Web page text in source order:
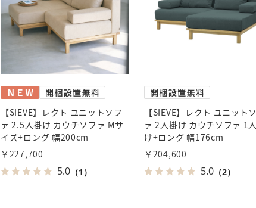
【SIEVE】レクト ユニットソフ
ァ 2.5人掛け カウチソファ Mサ
イズ+ロング 幅200cm
￥227,700
5.0 （1）
【SIEVE】レクト ユニット
ァ 2人掛け カウチソファ 1
け+ロング 幅176cm
￥204,600
5.0 （2）